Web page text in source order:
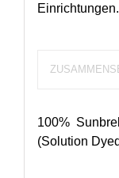
Einrichtungen.
100%
(Solution